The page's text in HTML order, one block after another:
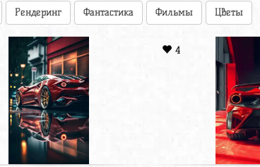
Рендеринг Фантастика Фильмы Цветы
4